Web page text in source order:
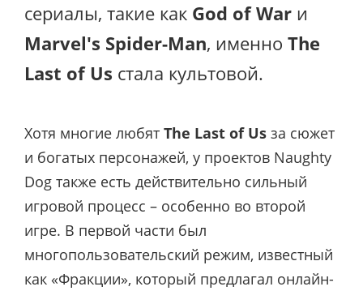
сериалы, такие как God of War и
Marvel's Spider-Man, именно The
Last of Us стала культовой.
Хотя многие любят The Last of Us за сюжет
и богатых персонажей, у проектов Naughty
Dog также есть действительно сильный
игровой процесс – особенно во второй
игре. В первой части был
многопользовательский режим, известный
как «Фракции», который предлагал онлайн-